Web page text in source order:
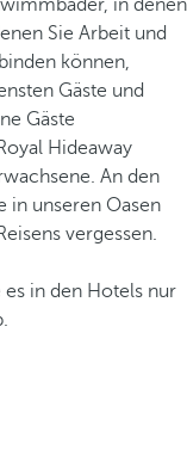
in denen
Sie Arbeit und
können,
Gäste und
Gäste
Hideaway
An den
in unseren Oasen
vergessen.
es in den Hotels nur